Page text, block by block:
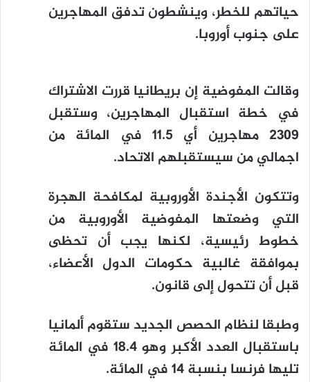
حياتهم للخطر، وينشطون تدفق المهاجرين
على جنوب أوروبا.
وقالت المفوضية إن بريطانيا قررت الاشتراك
في خطة استقبال المهاجرين، وستقبل
2309 مهاجرين أي 11.5 في المائة من
اجمالي من سيستقبلهم الاتحاد.
وتتكون الأجندة الأوروبية لمكافحة الهجرة
التي وضعتها المفوضية الأوروبية من
خطوط رئيسية، لكنها يجب أن تحظى
بموافقة غالبية حكومات الدول الأعضاء،
قبل أن تتحول إلى قانون.
وطبقا لنظام الحصص الجديد ستقوم ألمانيا
باستقبال العدد الأكبر وهو 18.4 في المائة
تليها فرنسا بنسبة 14 في المائة.